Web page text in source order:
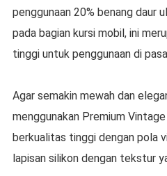
penggunaan 20% benang daur
pada bagian kursi mobil, ini
tinggi untuk penggunaan di
Agar semakin mewah dan
menggunakan Premium
berkualitas tinggi dengan pola
lapisan silikon dengan tekstur